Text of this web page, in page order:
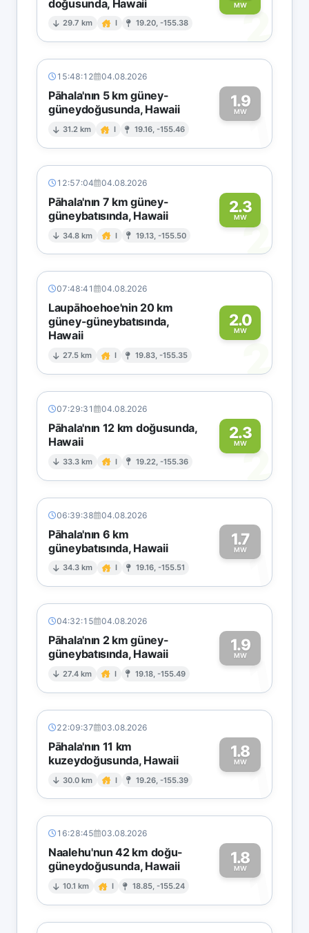
doğusunda, Hawaii
29.7 km I 19.20, -155.38
MW2
15:48:12 04.08.2026
Pāhala'nın 5 km güney-
güneydoğusunda, Hawaii
31.2 km I 19.16, -155.46
1.9
MW1
12:57:04 04.08.2026
Pāhala'nın 7 km güney-
güneybatısında, Hawaii
34.8 km I 19.13, -155.50
2.3
MW2
07:48:41 04.08.2026
Laupāhoehoe'nin 20 km
güney-güneybatısında,
Hawaii
27.5 km I 19.83, -155.35
2.0
MW
2
07:29:31 04.08.2026
Pāhala'nın 12 km doğusunda,
Hawaii
33.3 km I 19.22, -155.36
2.3
MW2
06:39:38 04.08.2026
Pāhala'nın 6 km
güneybatısında, Hawaii
34.3 km I 19.16, -155.51
1.7
MW1
04:32:15 04.08.2026
Pāhala'nın 2 km güney-
güneybatısında, Hawaii
27.4 km I 19.18, -155.49
1.9
MW1
22:09:37 03.08.2026
Pāhala'nın 11 km
kuzeydoğusunda, Hawaii
30.0 km I 19.26, -155.39
1.8
MW1
16:28:45 03.08.2026
Naalehu'nun 42 km doğu-
güneydoğusunda, Hawaii
10.1 km I 18.85, -155.24
1.8
MW1